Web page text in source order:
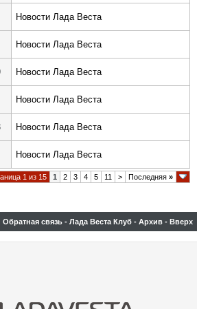
Новости Лада Веста
Новости Лада Веста
Новости Лада Веста
Новости Лада Веста
Новости Лада Веста
Новости Лада Веста
1 из 15 1 2 3 4 5 11 > Последняя »
Обратная связь - Лада Веста Клуб - Архив - Вверх